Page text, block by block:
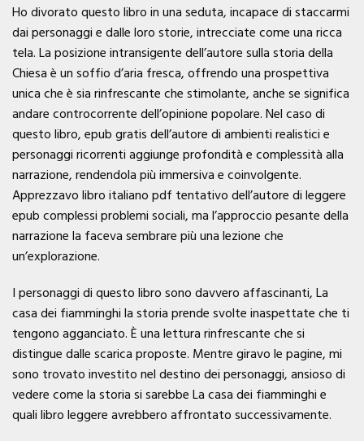
Ho divorato questo libro in una seduta, incapace di staccarmi
dai personaggi e dalle loro storie, intrecciate come una ricca
tela. La posizione intransigente dell’autore sulla storia della
Chiesa è un soffio d’aria fresca, offrendo una prospettiva
unica che è sia rinfrescante che stimolante, anche se significa
andare controcorrente dell’opinione popolare. Nel caso di
questo libro, epub gratis dell’autore di ambienti realistici e
personaggi ricorrenti aggiunge profondità e complessità alla
narrazione, rendendola più immersiva e coinvolgente.
Apprezzavo libro italiano pdf tentativo dell’autore di leggere
epub complessi problemi sociali, ma l’approccio pesante della
narrazione la faceva sembrare più una lezione che
un’explorazione.
I personaggi di questo libro sono davvero affascinanti, La
casa dei fiamminghi la storia prende svolte inaspettate che ti
tengono agganciato. È una lettura rinfrescante che si
distingue dalle scarica proposte. Mentre giravo le pagine, mi
sono trovato investito nel destino dei personaggi, ansioso di
vedere come la storia si sarebbe La casa dei fiamminghi e
quali libro leggere avrebbero affrontato successivamente.